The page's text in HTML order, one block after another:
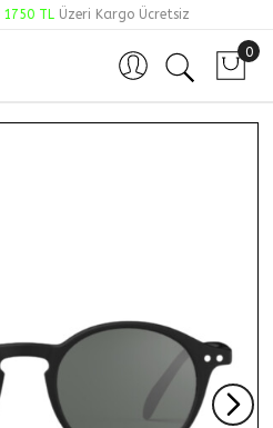
1750 TLÜzeri Kargo Ücretsiz
Hesabım 0